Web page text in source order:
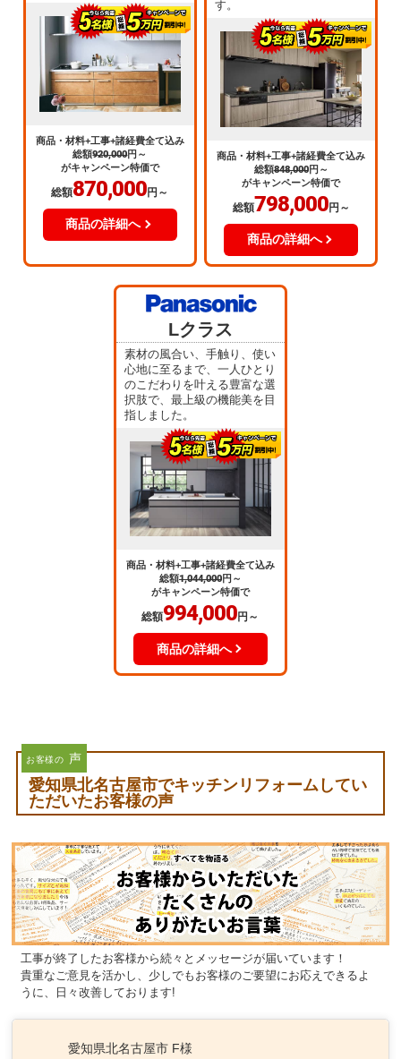
商品・材料+工事+諸経費全て込み
総額920,000円～
がキャンペーン特価で
総額870,000円～
商品の詳細へ
す。
商品・材料+工事+諸経費全て込み
総額848,000円～
がキャンペーン特価で
総額798,000円～
商品の詳細へ
Lクラス
素材の風合い、手触り、使い
心地に至るまで、一人ひとり
のこだわりを叶える豊富な選
択肢で、最上級の機能美を目
指しました。
商品・材料+工事+諸経費全て込み
総額1,044,000円～
がキャンペーン特価で
総額994,000円～
商品の詳細へ
お客様の 声
愛知県北名古屋市でキッチンリフォームしてい
ただいたお客様の声
工事が終了したお客様から続々とメッセージが届いています！
貴重なご意見を活かし、少しでもお客様のご要望にお応えできるよ
うに、日々改善しております!
愛知県北名古屋市 F様